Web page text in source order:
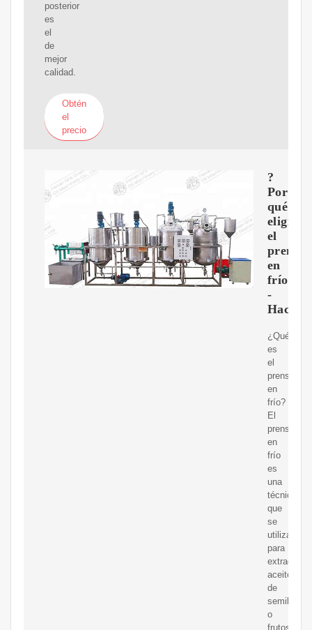
posterior
es
el
de
mejor
calidad.
Obtén
el
precio
?
Por
qué
eligir
el
en
frío?
-
¿Qué
es
el
prensado
en
frío?
El
prensado
en
frío
es
una
técnica
que
se
utiliza
para
extraer
aceite
de
semillas
o
frutos